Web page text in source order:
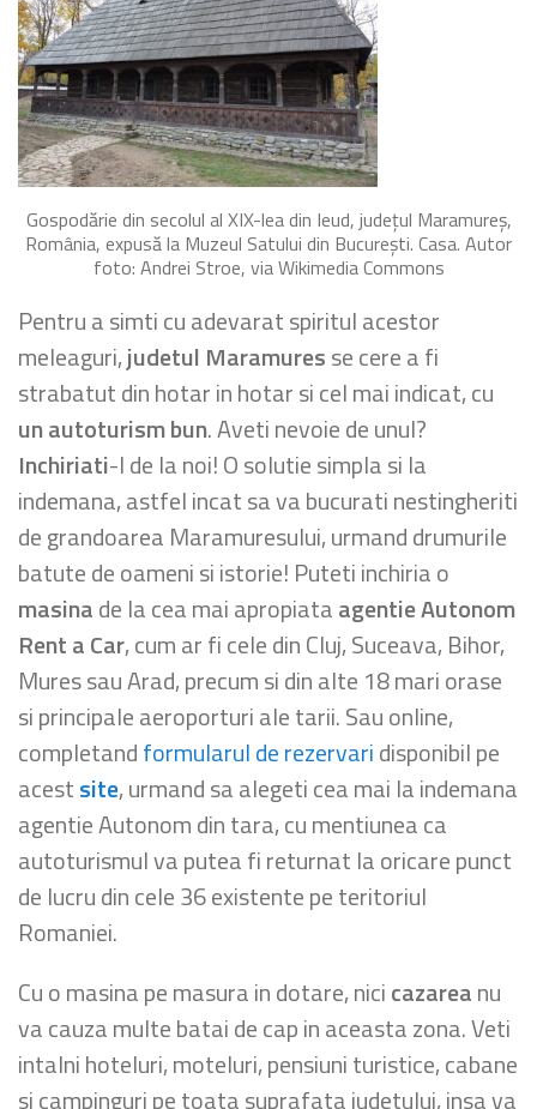
Gospodărie din secolul al XIX-lea din Ieud, judeţul Maramureş,
România, expusă la Muzeul Satului din Bucureşti. Casa. Autor
foto: Andrei Stroe, via Wikimedia Commons
Pentru a simti cu adevarat spiritul acestor
meleaguri,judetul Maramuresse cere a fi
strabatut din hotar in hotar si cel mai indicat, cu
un autoturism bun. Aveti nevoie de unul?
Inchiriati-l de la noi! O solutie simpla si la
indemana, astfel incat sa va bucurati nestingheriti
de grandoarea Maramuresului, urmand drumurile
batute de oameni si istorie! Puteti inchiria o
masinade la cea mai apropiataagentie Autonom
Rent a Car, cum ar fi cele din Cluj, Suceava, Bihor,
Mures sau Arad, precum si din alte 18 mari orase
si principale aeroporturi ale tarii. Sau online,
completandformularul de rezervaridisponibil pe
acestsite, urmand sa alegeti cea mai la indemana
agentie Autonom din tara, cu mentiunea ca
autoturismul va putea fi returnat la oricare punct
de lucru din cele 36 existente pe teritoriul
Romaniei.
Cu o masina pe masura in dotare, nicicazareanu
va cauza multe batai de cap in aceasta zona. Veti
intalni hoteluri, moteluri, pensiuni turistice, cabane
si campinguri pe toata suprafata judetului, insa va